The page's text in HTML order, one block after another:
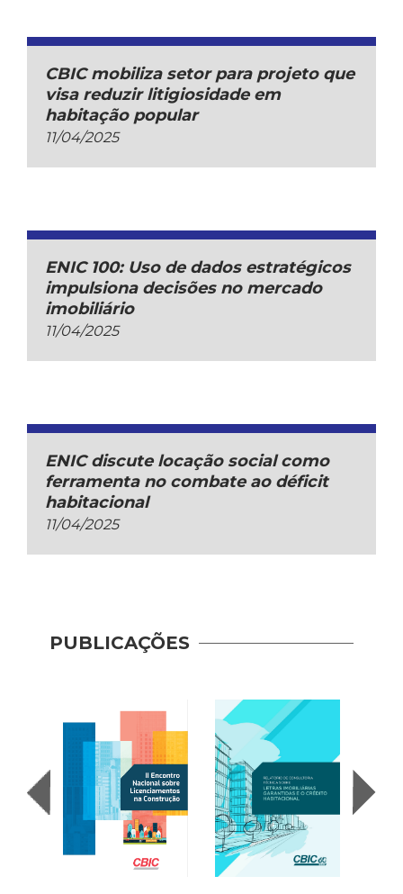
CBIC mobiliza setor para projeto que
visa reduzir litigiosidade em
habitação popular
11/04/2025
ENIC 100: Uso de dados estratégicos
impulsiona decisões no mercado
imobiliário
11/04/2025
ENIC discute locação social como
ferramenta no combate ao déficit
habitacional
11/04/2025
PUBLICAÇÕES